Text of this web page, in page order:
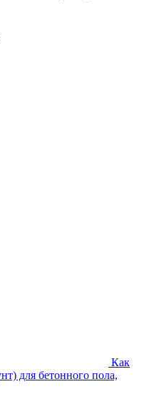
Как
для бетонного пола,